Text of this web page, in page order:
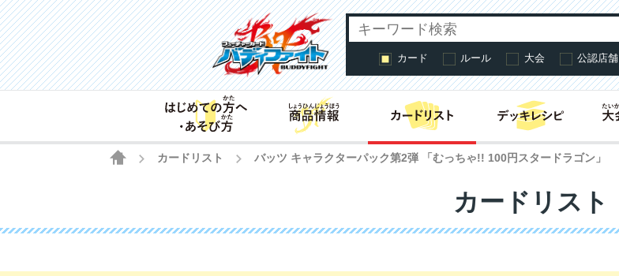
カード ルール 大会 公認店舗
HOME
カードリスト バッツ キャラクターパック第2弾 「むっちゃ!! 100円スタードラゴン」
カードリスト